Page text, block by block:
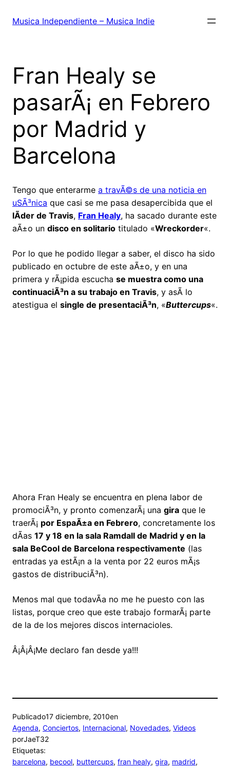
Musica Independiente – Musica Indie
Fran Healy se
pasarÃ¡ en Febrero
por Madrid y
Barcelona
Tengo que enterarme a travÃ©s de una noticia en
uSÃ³nica que casi se me pasa desapercibida que el
lÃ­der de Travis, Fran Healy, ha sacado durante este
aÃ±o un disco en solitario titulado «Wreckorder«.
Por lo que he podido llegar a saber, el disco ha sido
publicado en octubre de este aÃ±o, y en una
primera y rÃ¡pida escucha se muestra como una
continuaciÃ³n a su trabajo en Travis, y asÃ­ lo
atestigua el single de presentaciÃ³n, «Buttercups«.
Ahora Fran Healy se encuentra en plena labor de
promociÃ³n, y pronto comenzarÃ¡ una gira que le
traerÃ¡ por EspaÃ±a en Febrero, concretamente los
dÃ­as 17 y 18 en la sala Ramdall de Madrid y en la
sala BeCool de Barcelona respectivamente (las
entradas ya estÃ¡n a la venta por 22 euros mÃ¡s
gastos de distribuciÃ³n).
Menos mal que todavÃ­a no me he puesto con las
listas, porque creo que este trabajo formarÃ¡ parte
de la de los mejores discos internacioles.
Â¡Â¡Â¡Me declaro fan desde ya!!!
Publicado17 diciembre, 2010en
Agenda, Conciertos, Internacional, Novedades, Videos
porJaeT32
Etiquetas:
barcelona, becool, buttercups, fran healy, gira, madrid